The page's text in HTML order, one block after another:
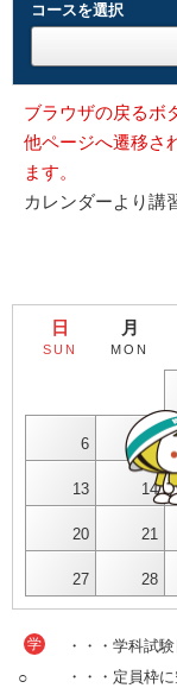
コースを選択
ブラウザの戻るボ
他ページへ遷移さ
ます。
カレンダーより講
日
SUN
月
MON
6 7
13 14
20 21
27 28
学 ・・・学科試験
○ ・・・定員枠